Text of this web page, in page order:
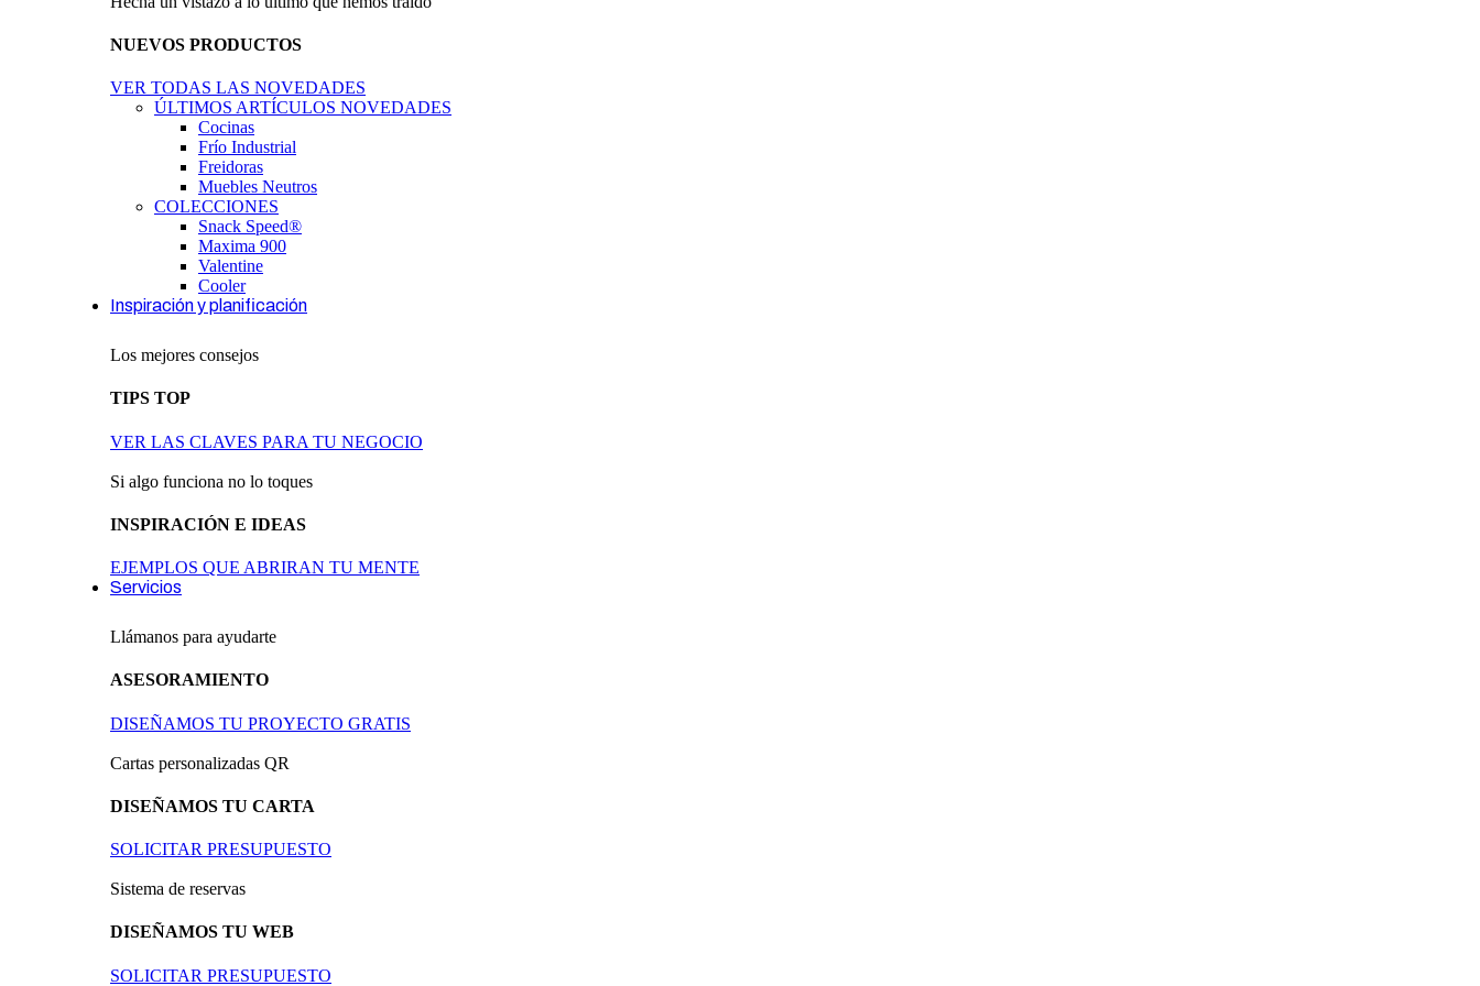
NUEVOS PRODUCTOS
VER TODAS LAS NOVEDADES
ÚLTIMOS ARTÍCULOS NOVEDADES
Cocinas
Frío Industrial
Freidoras
Muebles Neutros
COLECCIONES
Snack Speed®
Maxima 900
Valentine
Cooler
Inspiración y planificación
Los mejores consejos
TIPS TOP
VER LAS CLAVES PARA TU NEGOCIO
Si algo funciona no lo toques
INSPIRACIÓN E IDEAS
EJEMPLOS QUE ABRIRAN TU MENTE
Servicios
Llámanos para ayudarte
ASESORAMIENTO
DISEÑAMOS TU PROYECTO GRATIS
Cartas personalizadas QR
DISEÑAMOS TU CARTA
SOLICITAR PRESUPUESTO
Sistema de reservas
DISEÑAMOS TU WEB
SOLICITAR PRESUPUESTO